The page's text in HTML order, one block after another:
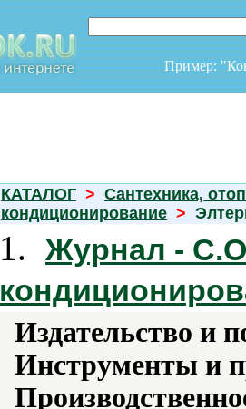
Пример:
КАТАЛОГ > Сантехника,
кондиционирование >
1.
Журнал -
Издательство и
Инструменты и